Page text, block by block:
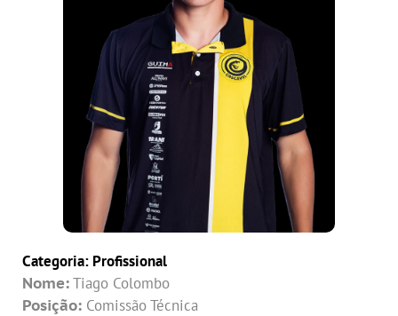
Categoria: Profissional
Nome:Tiago Colombo
Posição: Comissão Técnica